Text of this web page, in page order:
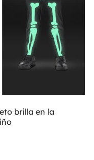
brilla en la